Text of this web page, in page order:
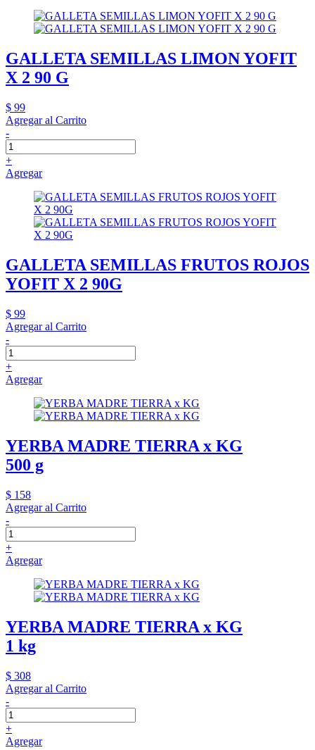
GALLETA SEMILLAS LIMON YOFIT
X 2 90 G
$ 99
Agregar al Carrito
-
+
Agregar
GALLETA SEMILLAS FRUTOS ROJOS
YOFIT X 2 90G
$ 99
Agregar al Carrito
-
+
Agregar
YERBA MADRE TIERRA x KG
500 g
$ 158
Agregar al Carrito
-
+
Agregar
YERBA MADRE TIERRA x KG
1 kg
$ 308
Agregar al Carrito
-
+
Agregar